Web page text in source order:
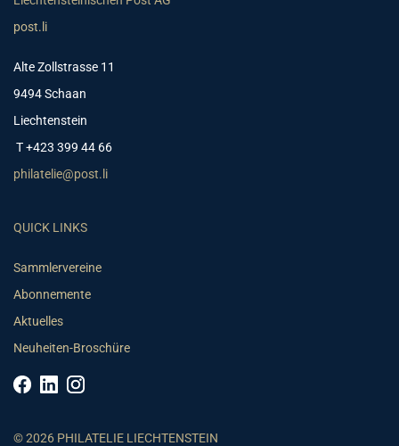
post.li
Alte Zollstrasse 11
9494 Schaan
Liechtenstein
T +423 399 44 66
philatelie@post.li
QUICK LINKS
Sammlervereine
Abonnemente
Aktuelles
Neuheiten-Broschüre
© 2026 PHILATELIE LIECHTENSTEIN